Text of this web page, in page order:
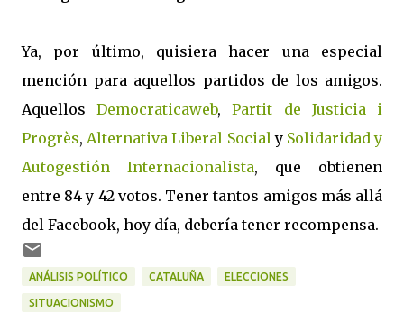
Ya, por último, quisiera hacer una especial
mención para aquellos partidos de los amigos.
AquellosDemocraticaweb,Partit de Justicia i
Progrès,Alternativa Liberal Socialy Solidaridad y
Autogestión Internacionalista, que obtienen
entre 84 y 42 votos. Tener tantos amigos más allá
del Facebook, hoy día, debería tener recompensa.
ANÁLISIS POLÍTICO CATALUÑA ELECCIONES
SITUACIONISMO